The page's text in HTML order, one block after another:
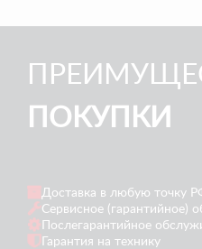
ПОКУПКИ
Доставка в любую точку
Сервисное (гарантийное)
Послегарантийное
Гарантия на технику